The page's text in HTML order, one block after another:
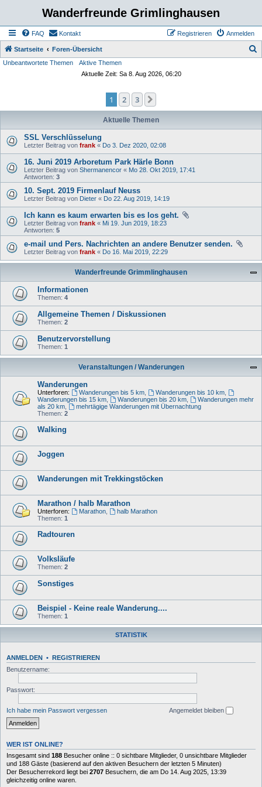
Wanderfreunde Grimlinghausen
FAQ Kontakt Anmelden
Registrieren
Startseite Foren-Übersicht
Unbeantwortete Themen
Aktive Themen
Aktuelle Zeit: Sa 8. Aug 2026, 06:20
1 2 3
Aktuelle Themen
SSL Verschlüsselung
Letzter Beitrag von frank « Do 3. Dez 2020, 02:08
16. Juni 2019 Arboretum Park Härle Bonn
Letzter Beitrag von Shermanencor « Mo 28. Okt 2019, 17:41
Antworten: 3
10. Sept. 2019 Firmenlauf Neuss
Letzter Beitrag von Dieter « Do 22. Aug 2019, 14:19
Ich kann es kaum erwarten bis es los geht.
Letzter Beitrag von frank « Mi 19. Jun 2019, 18:23
Antworten: 5
e-mail und Pers. Nachrichten an andere Benutzer senden.
Letzter Beitrag von frank « Do 16. Mai 2019, 22:29
Wanderfreunde Grimmlinghausen
Informationen
Themen: 4
Allgemeine Themen / Diskussionen
Themen: 2
Benutzervorstellung
Themen: 1
Veranstaltungen / Wanderungen
Wanderungen
Unterforen: Wanderungen bis 5 km, Wanderungen bis 10 km,
Wanderungen bis 15 km
Wanderungen bis 20 km,
Wanderungen mehr
als 20 km
mehrtägige Wanderungen mit Übernachtung
Themen: 2
Walking
Joggen
Wanderungen mit Trekkingstöcken
Marathon / halb Marathon
Unterforen: Marathon,
halb Marathon
Themen: 1
Radtouren
Volksläufe
Themen: 2
Sonstiges
Beispiel - Keine reale Wanderung....
Themen: 1
STATISTIK
ANMELDEN • REGISTRIEREN
Benutzername:
Passwort:
Ich habe mein Passwort vergessen Angemeldet bleiben
WER IST ONLINE?
Insgesamt sind 188 Besucher online :: 0 sichtbare Mitglieder, 0 unsichtbare Mitglieder
und 188 Gäste (basierend auf den aktiven Besuchern der letzten 5 Minuten)
Der Besucherrekord liegt bei 2707 Besuchern, die am Do 14. Aug 2025, 13:39
gleichzeitig online waren.